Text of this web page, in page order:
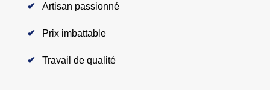
Artisan passionné
Prix imbattable
Travail de qualité